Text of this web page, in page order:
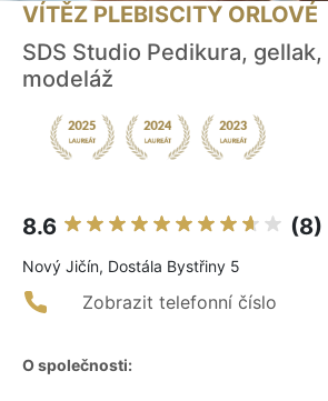
VÍTĚZ PLEBISCITY ORLOVÉ
SDS Studio Pedikura,
modeláž
8.6 (8)
Nový Jičín, Dostála Bystřiny 5
Zobrazit telefonní číslo
O společnosti: